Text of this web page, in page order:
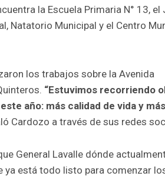
la Escuela Primaria N° 13, el
Natatorio Municipal y el Centro
los trabajos sobre la Avenida
“Estuvimos recorriendo
año: más calidad de vida y más
Cardozo a través de sus redes
General Lavalle dónde
ya está todo listo para comenzar